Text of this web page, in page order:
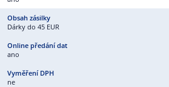
Dárky do 45 EUR
ano
ne